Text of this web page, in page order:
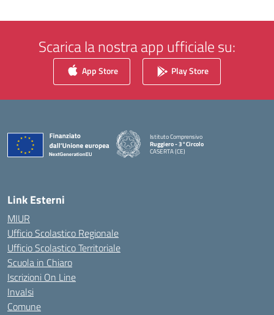
Scarica la nostra app ufficiale su:
App Store Play Store
Istituto Comprensivo
Ruggiero - 3°Circolo
CASERTA (CE)
Link Esterni
MIUR
Ufficio Scolastico Regionale
Ufficio Scolastico Territoriale
Scuola in Chiaro
Iscrizioni On Line
Invalsi
Comune